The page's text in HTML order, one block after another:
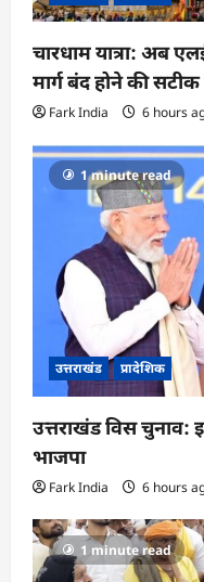
चारधाम यात्रा: अब
मार्ग बंद होने की
Fark India 6 hours
1 minute read
उत्तराखंड प्रादेशिक
उत्तराखंड विस चुनाव:
भाजपा
Fark India 6 hours
1 minute read